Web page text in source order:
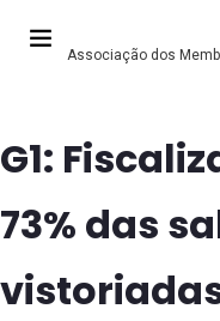
Associação dos
G1:
73% das